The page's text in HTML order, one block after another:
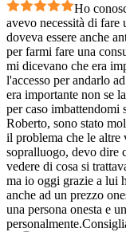
Ho
avevo necessità di
doveva essere anche
per farmi fare una
mi dicevano che era
l'accesso per andarlo
era importante non se
per caso imbattendomi
Roberto, sono stato
il problema che le altre
sopralluogo, devo dire
vedere di cosa si
ma io oggi grazie a lui
anche ad un prezzo
una persona onesta e